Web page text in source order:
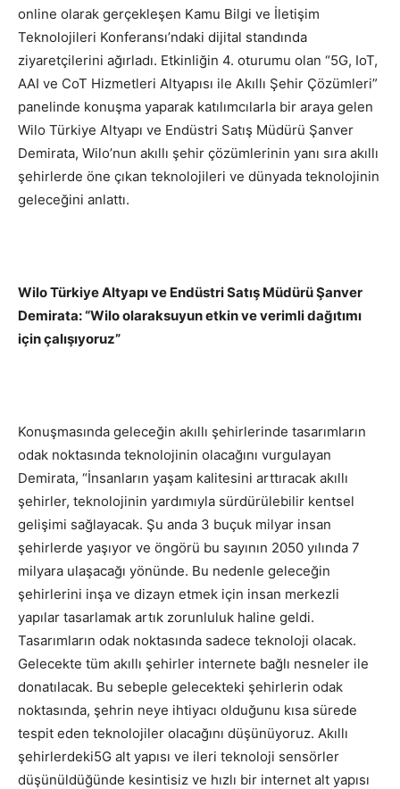
online olarak gerçekleşen Kamu Bilgi ve İletişim
Teknolojileri Konferansı’ndaki dijital standında
ziyaretçilerini ağırladı. Etkinliğin 4. oturumu olan “5G, IoT,
AAI ve CoT Hizmetleri Altyapısı ile Akıllı Şehir Çözümleri”
panelinde konuşma yaparak katılımcılarla bir araya gelen
Wilo Türkiye Altyapı ve Endüstri Satış Müdürü Şanver
Demirata, Wilo’nun akıllı şehir çözümlerinin yanı sıra akıllı
şehirlerde öne çıkan teknolojileri ve dünyada teknolojinin
geleceğini anlattı.
Wilo Türkiye Altyapı ve Endüstri Satış Müdürü Şanver
Demirata: “Wilo olaraksuyun etkin ve verimli dağıtımı
için çalışıyoruz”
Konuşmasında geleceğin akıllı şehirlerinde tasarımların
odak noktasında teknolojinin olacağını vurgulayan
Demirata, “İnsanların yaşam kalitesini arttıracak akıllı
şehirler, teknolojinin yardımıyla sürdürülebilir kentsel
gelişimi sağlayacak. Şu anda 3 buçuk milyar insan
şehirlerde yaşıyor ve öngörü bu sayının 2050 yılında 7
milyara ulaşacağı yönünde. Bu nedenle geleceğin
şehirlerini inşa ve dizayn etmek için insan merkezli
yapılar tasarlamak artık zorunluluk haline geldi.
Tasarımların odak noktasında sadece teknoloji olacak.
Gelecekte tüm akıllı şehirler internete bağlı nesneler ile
donatılacak. Bu sebeple gelecekteki şehirlerin odak
noktasında, şehrin neye ihtiyacı olduğunu kısa sürede
tespit eden teknolojiler olacağını düşünüyoruz. Akıllı
şehirlerdeki5G alt yapısı ve ileri teknoloji sensörler
düşünüldüğünde kesintisiz ve hızlı bir internet alt yapısı